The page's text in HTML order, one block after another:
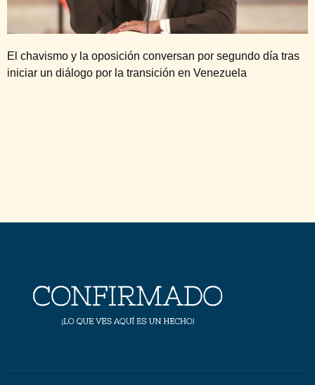
El chavismo y la oposición conversan por segundo día tras
iniciar un diálogo por la transición en Venezuela